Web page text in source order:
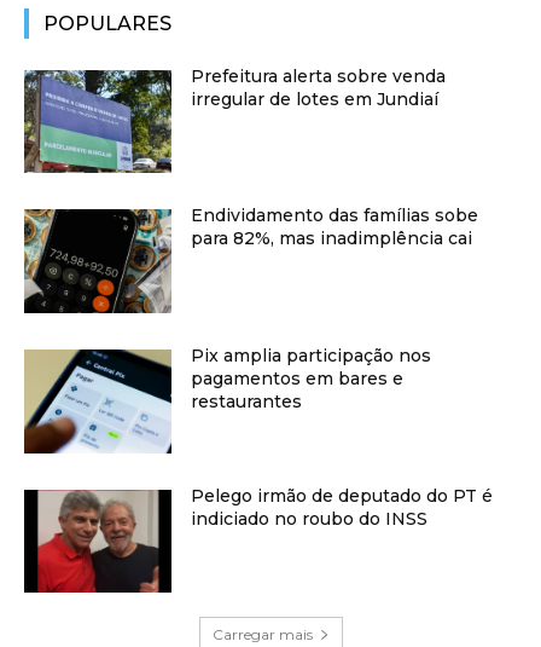
POPULARES
Prefeitura alerta sobre venda
irregular de lotes em Jundiaí
Endividamento das famílias sobe
para 82%, mas inadimplência cai
Pix amplia participação nos
pagamentos em bares e
restaurantes
Pelego irmão de deputado do PT é
indiciado no roubo do INSS
Carregar mais